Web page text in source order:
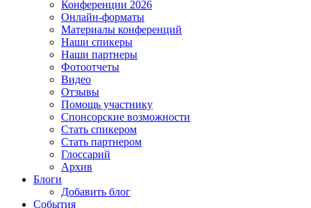
Конференции 2026
Онлайн-форматы
Материалы конференций
Наши спикеры
Наши партнеры
Фотоотчеты
Видео
Отзывы
Помощь участнику
Спонсорские возможности
Стать спикером
Стать партнером
Глоссарий
Архив
Блоги
Добавить блог
События